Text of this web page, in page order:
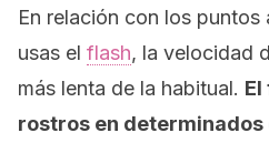
En relación con los
usas el flash, la velocidad
más lenta de la habitual.
rostros en